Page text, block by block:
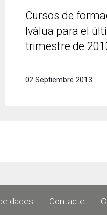
Cursos de
Ivàlua para el
trimestre de
02 Septiembre 2013
dades Contacte